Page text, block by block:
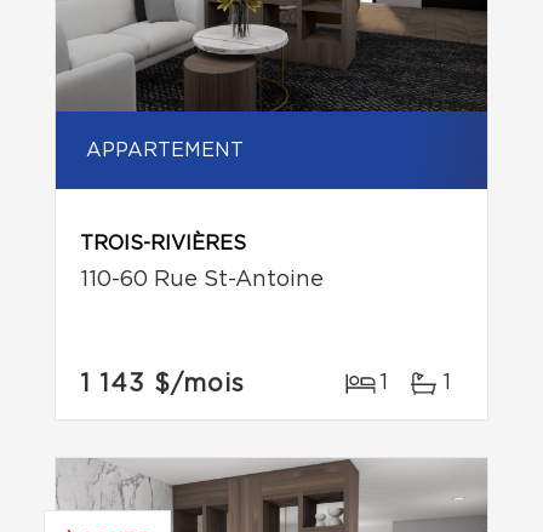
APPARTEMENT
TROIS-RIVIÈRES
110-60 Rue St-Antoine
1 143 $/mois 1 1